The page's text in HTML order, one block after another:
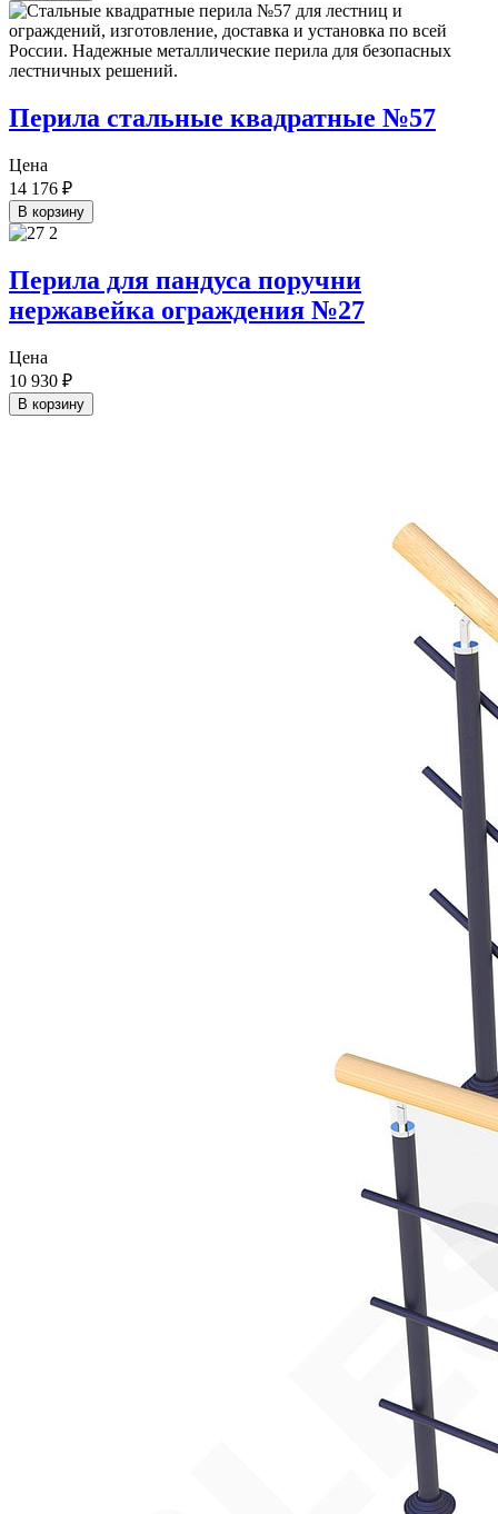
Перила стальные квадратные №57
Цена
14 176 ₽
В корзину
Перила для пандуса поручни
нержавейка ограждения №27
Цена
10 930 ₽
В корзину